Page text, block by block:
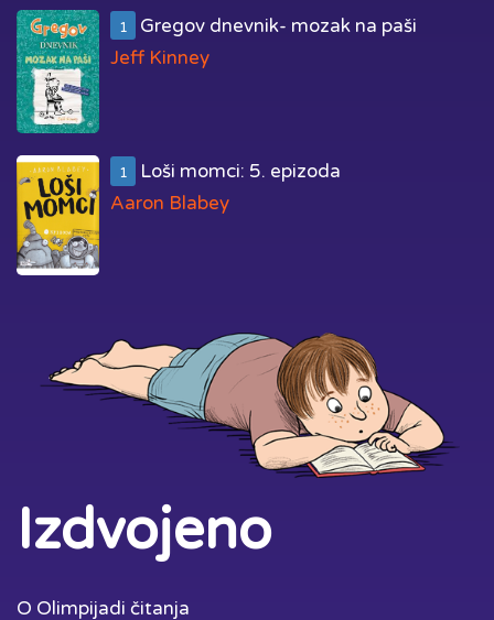
1
Gregov dnevnik- mozak na paši
Jeff Kinney
1
Loši momci: 5. epizoda
Aaron Blabey
Izdvojeno
O Olimpijadi čitanja